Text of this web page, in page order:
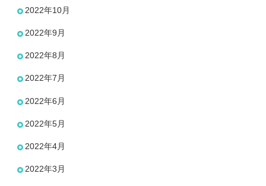
2022年10月
2022年9月
2022年8月
2022年7月
2022年6月
2022年5月
2022年4月
2022年3月